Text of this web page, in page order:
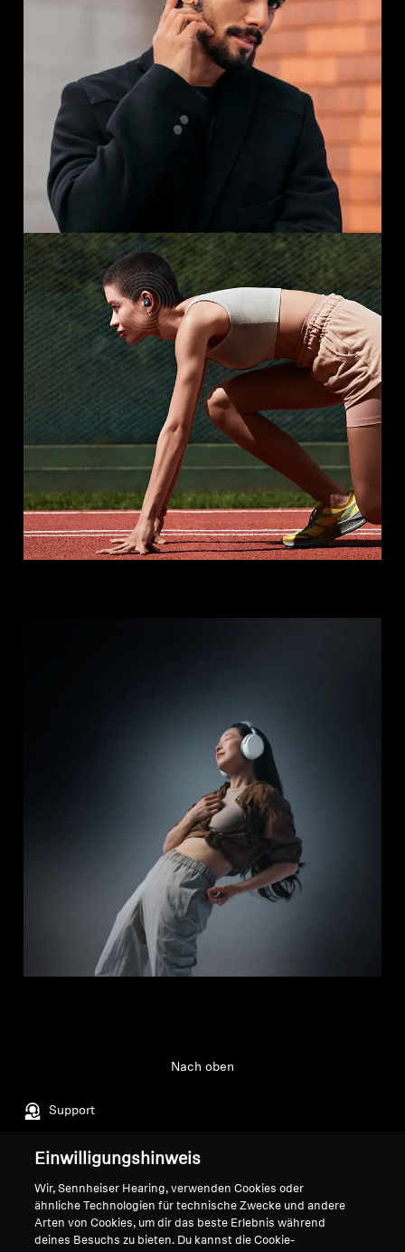
Support
Nach oben
Vertrag widerrufen
Über uns
Karriere bei Sonova
Einwilligungshinweis
Wir, Sennheiser Hearing, verwenden Cookies oder
ähnliche Technologien für technische Zwecke und andere
Arten von Cookies, um dir das beste Erlebnis während
deines Besuchs zu bieten. Du kannst die Cookie-